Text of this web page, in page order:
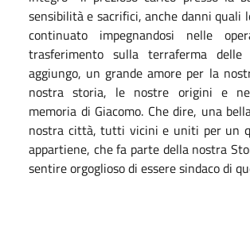
sensibilità e sacrifici, anche danni quali
continuato impegnandosi nelle
trasferimento sulla terraferma
aggiungo, un grande amore per la
nostra storia, le nostre origini e
memoria di Giacomo. Che dire, una
nostra città, tutti vicini e uniti per un
appartiene, che fa parte della nostra
sentire orgoglioso di essere sindaco di